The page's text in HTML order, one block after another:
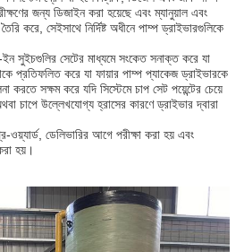
জন্য ডিজাইন করা হয়েছে এবং ম্যানুয়াল এবং
করে, সেইসাথে নির্দিষ্ট অধীনে পাম্প ড্রাইভারগুলিকে
ইন সুইচগুলির সেটের মাধ্যমে সংকেত সনাক্ত করে যা
প্রতিফলিত করে যা ফায়ার পাম্প প্যাকেজ ড্রাইভারকে
করতে সক্ষম করে যদি সিস্টেমে চাপ সেট পয়েন্টের চেয়ে
চাপে উল্লেখযোগ্য হ্রাসের কারণে ড্রাইভার দ্বারা
ওয়্যার্ড, ডেলিভারির আগে পরীক্ষা করা হয় এবং
হয়।